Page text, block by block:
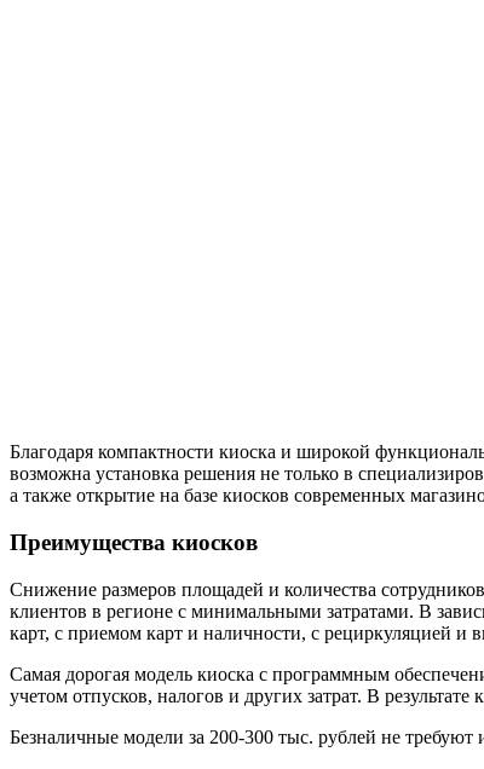
Благодаря компактности киоска и широкой
возможна установка решения не только в
а также открытие на базе киосков современных
Преимущества киосков
Снижение размеров площадей и количества
клиентов в регионе с минимальными затратами. В
карт, с приемом карт и наличности, с рециркуляцией и
Самая дорогая модель киоска с программным
учетом отпусков, налогов и других затрат. В
Безналичные модели за 200-300 тыс. рублей не